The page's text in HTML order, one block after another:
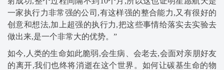
一家执行力非常强的公司,有这样强的整合能力,又有很好的
创意和想法,加上超强的执行力,把这些事情给落实去实验去
做出来,是一个非常大的优势。”
如今,人类的生命如此脆弱,会生病、会老去,会面对亲朋好友
的离开,我们也终将消逝在这个世界。如何让碳基生命的物